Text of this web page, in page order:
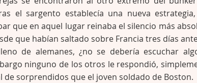
el sargento establecía una nueva
que en aquel lugar reinaba el silencio más
que habían saltado sobre Francia tres días
de alemanes, ¿no se debería escuchar
ninguno de los otros le respondió,
sorprendidos que el joven soldado de Boston.